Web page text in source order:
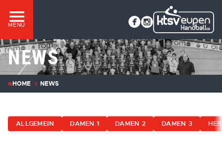
MENÜ
NEWS
HOME NEWS
ALLGEMEIN DAMEN 1 DAMEN 2 DAMEN 3